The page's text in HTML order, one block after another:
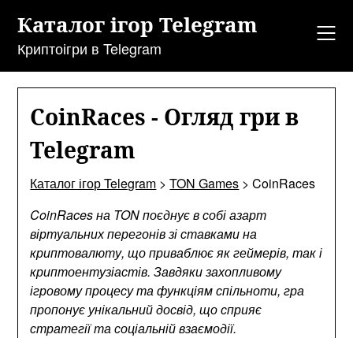
змісту
Каталог ігор Telegram
Криптоігри в Telegram
CoinRaces - Огляд гри в
Telegram
Каталог ігор Telegram >TON Games >CoinRaces
CoinRaces на TON поєднує в собі азарт
віртуальних перегонів зі ставками на
криптовалюту, що приваблює як геймерів, так і
криптоентузіастів. Завдяки захопливому
ігровому процесу та функціям спільноти, гра
пропонує унікальний досвід, що сприяє
стратегії та соціальній взаємодії.